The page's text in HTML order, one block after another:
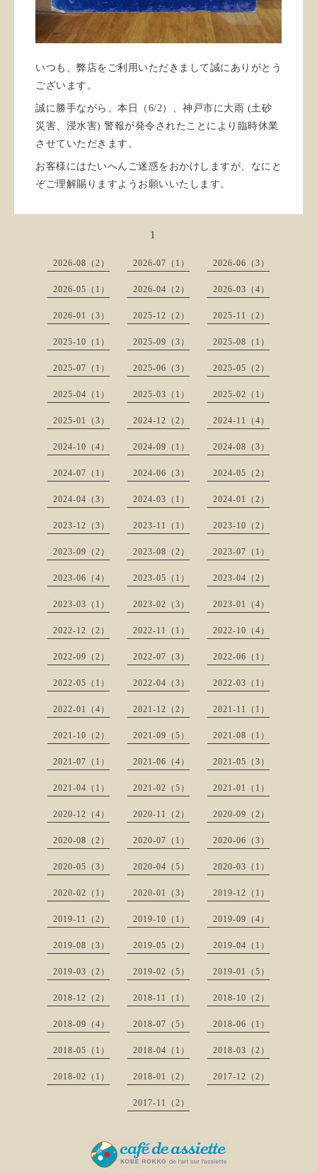
いつも、弊店をご利用いただきまして誠にありがとう
ございます。
誠に勝手ながら、本日（6/2）、神戸市に大雨 (土砂
災害、浸水害) 警報が発令されたことにより臨時休業
させていただきます。
お客様にはたいへんご迷惑をおかけしますが、なにと
ぞご理解賜りますようお願いいたします。
1
2026-08（2） 2026-07（1） 2026-06（3）
2026-05（1） 2026-04（2） 2026-03（4）
2026-01（3） 2025-12（2） 2025-11（2）
2025-10（1） 2025-09（3） 2025-08（1）
2025-07（1） 2025-06（3） 2025-05（2）
2025-04（1） 2025-03（1） 2025-02（1）
2025-01（3） 2024-12（2） 2024-11（4）
2024-10（4） 2024-09（1） 2024-08（3）
2024-07（1） 2024-06（3） 2024-05（2）
2024-04（3） 2024-03（1） 2024-01（2）
2023-12（3） 2023-11（1） 2023-10（2）
2023-09（2） 2023-08（2） 2023-07（1）
2023-06（4） 2023-05（1） 2023-04（2）
2023-03（1） 2023-02（3） 2023-01（4）
2022-12（2） 2022-11（1） 2022-10（4）
2022-09（2） 2022-07（3） 2022-06（1）
2022-05（1） 2022-04（3） 2022-03（1）
2022-01（4） 2021-12（2） 2021-11（1）
2021-10（2） 2021-09（5） 2021-08（1）
2021-07（1） 2021-06（4） 2021-05（3）
2021-04（1） 2021-02（5） 2021-01（1）
2020-12（4） 2020-11（2） 2020-09（2）
2020-08（2） 2020-07（1） 2020-06（3）
2020-05（3） 2020-04（5） 2020-03（1）
2020-02（1） 2020-01（3） 2019-12（1）
2019-11（2） 2019-10（1） 2019-09（4）
2019-08（3） 2019-05（2） 2019-04（1）
2019-03（2） 2019-02（5） 2019-01（5）
2018-12（2） 2018-11（1） 2018-10（2）
2018-09（4） 2018-07（5） 2018-06（1）
2018-05（1） 2018-04（1） 2018-03（2）
2018-02（1） 2018-01（2） 2017-12（2）
2017-11（2）